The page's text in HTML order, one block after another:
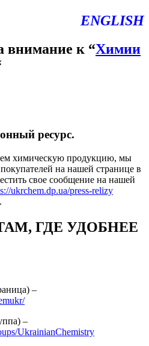
ENGLISH
внимание к “Химии
ресурс.
химическую продукцию, мы
на нашей странице в
свое сообщение на нашей
ukrchem.dp.ua/press-relizy
.
ГДЕ УДОБНЕЕ
–
–
UkrainianChemistry